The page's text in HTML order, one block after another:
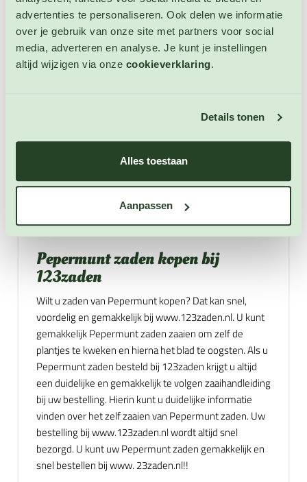
advertenties te personaliseren. Ook delen we informatie
over je gebruik van onze site met partners voor social
media, adverteren en analyse. Je kunt je instellingen
altijd wijzigen via onze cookieverklaring.
Details tonen
Alles toestaan
Aanpassen
2. Pepermunt wordt veel gebruikt in de Engelse,
Griekse, Indiaanse, Franse, Marokkaanse en
Nederlandse keuken.
3. Pepermunt wordt gebruikt om een kruidenthee te
4. Pepermunt geeft smaak aan kruidenolie,
kruidenazijn, Etherische olie, dranken en medicijnen.
5. Pepermunt is heerlijk in combinatie met rundvlees,
chocolade, kip, lamsvlees, sla en vruchten.
6. Pepermunt is een winterharde, meerjarige en zich
snel verspreidende kruidenplant.
Pepermunt zaden kopen bij
123zaden
Wilt u zaden van Pepermunt kopen? Dat kan snel,
voordelig en gemakkelijk bij www.123zaden.nl. U kunt
gemakkelijk Pepermunt zaden zaaien om zelf de
plantjes te kweken en hierna het blad te oogsten. Als u
Pepermunt zaden besteld bij 123zaden krijgt u altijd
een duidelijke en gemakkelijk te volgen zaaihandleiding
bij uw bestelling. Hierin kunt u duidelijke informatie
vinden over het zelf zaaien van Pepermunt zaden. Uw
bestelling bij www.123zaden.nl wordt altijd snel
bezorgd. U kunt uw Pepermunt zaden gemakkelijk en
snel bestellen bij www. 23zaden.nl!!